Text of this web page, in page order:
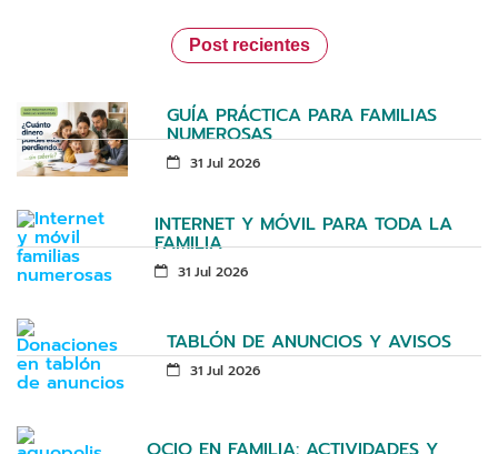
Post recientes
GUÍA PRÁCTICA PARA FAMILIAS
NUMEROSAS
31 Jul 2026
INTERNET Y MÓVIL PARA TODA LA
FAMILIA
31 Jul 2026
TABLÓN DE ANUNCIOS Y AVISOS
31 Jul 2026